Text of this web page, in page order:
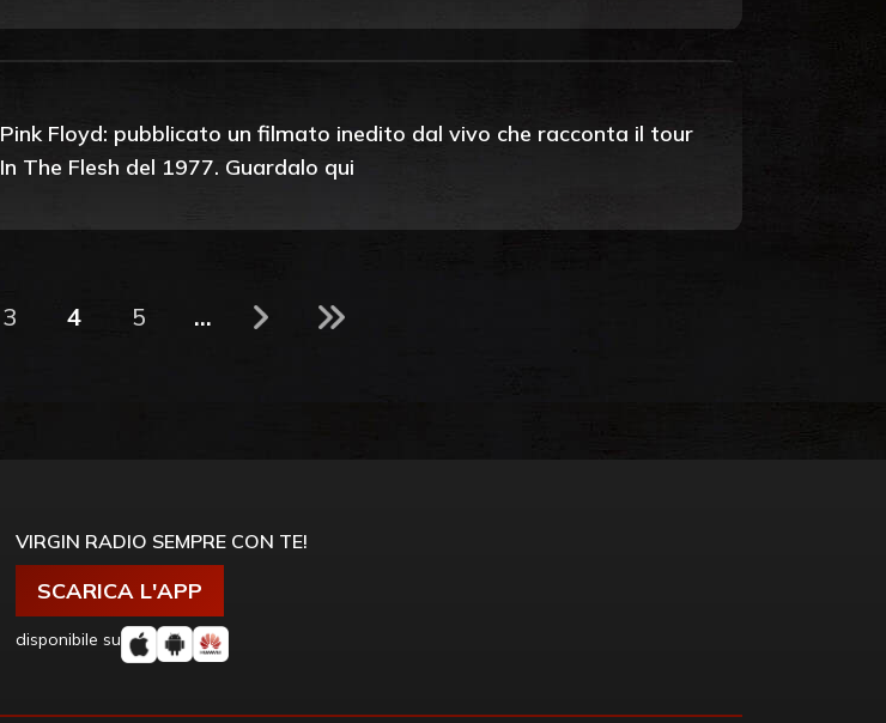
Pink Floyd: pubblicato un filmato inedito dal vivo che racconta il tour
In The Flesh del 1977. Guardalo qui
3 4 5 ...
VIRGIN RADIO SEMPRE CON TE!
SCARICA L'APP
disponibile su